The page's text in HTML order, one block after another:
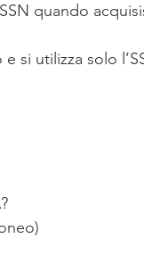
quando
si utilizza solo